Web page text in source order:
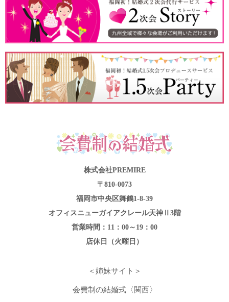
株式会社PREMIRE
〒810-0073
福岡市中央区舞鶴1-8-39
オフィスニューガイアクレール天神Ⅱ3階
営業時間：11：00～19：00
店休日（火曜日）
＜姉妹サイト＞
会費制の結婚式〈関西〉